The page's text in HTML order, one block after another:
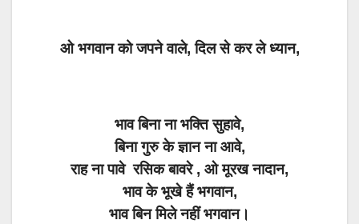
ओ भगवान को जपने वाले, दिल से कर ले ध्यान,
भाव बिना ना भक्ति सुहावे,
बिना गुरु के ज्ञान ना आवे,
राह ना पावे रसिक बावरे , ओ मूरख नादान,
भाव के भूखे हैं भगवान,
भाव बिन मिले नहीं भगवान।